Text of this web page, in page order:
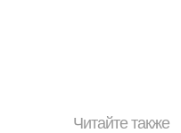
Читайте также